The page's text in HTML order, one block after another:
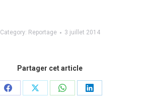
Category: Reportage 3 juillet 2014
Partager cet article
Share
Share
Share
Share